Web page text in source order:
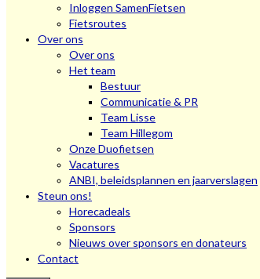
Inloggen SamenFietsen
Fietsroutes
Over ons
Over ons
Het team
Bestuur
Communicatie & PR
Team Lisse
Team Hillegom
Onze Duofietsen
Vacatures
ANBI, beleidsplannen en jaarverslagen
Steun ons!
Horecadeals
Sponsors
Nieuws over sponsors en donateurs
Contact